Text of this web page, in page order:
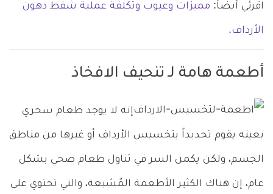
اقرئي أيضاً: مميزات وعيوب وتكلفة عملية شفط دهون
الأرداف.
أطعمة هامة لـ تنحيف الافخاذ
إنه لا يوجد طعام سحري
بعينه يقوم تحديداً بتخسيس الأرداف أو غيرها من مناطق
الجسم، ولكن يكمن السر في تناول طعام صحي بشكل
عام، إن هناك الكثير الأطعمة المُشبعة، والتي تحتوي على